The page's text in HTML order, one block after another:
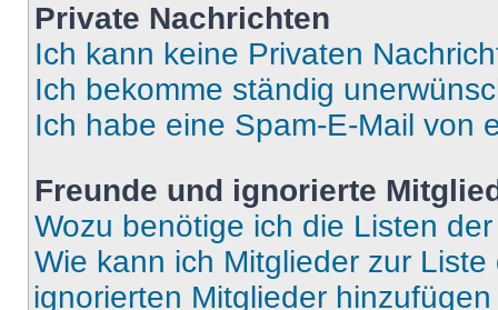
Private Nachrichten
Ich kann keine Privaten
Ich bekomme ständig
Ich habe eine Spam-E-Mail von
Freunde und ignorierte
Wozu benötige ich die Listen
Wie kann ich Mitglieder zur
ignorierten Mitglieder